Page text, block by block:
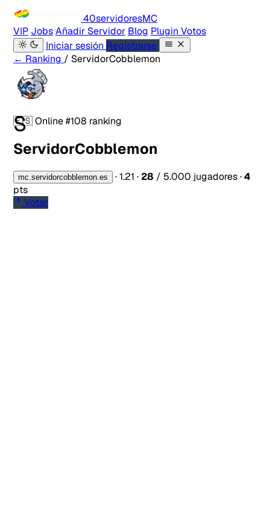
40servidoresMC
VIP JobsAñadir Servidor Blog Plugin Votos
Iniciar sesión Registrarse
← Ranking / ServidorCobblemon
S
🇪🇸Online#108 ranking
ServidorCobblemon
mc.servidorcobblemon.es ·1.21 · 28 / 5.000 jugadores·4
pts
Votar